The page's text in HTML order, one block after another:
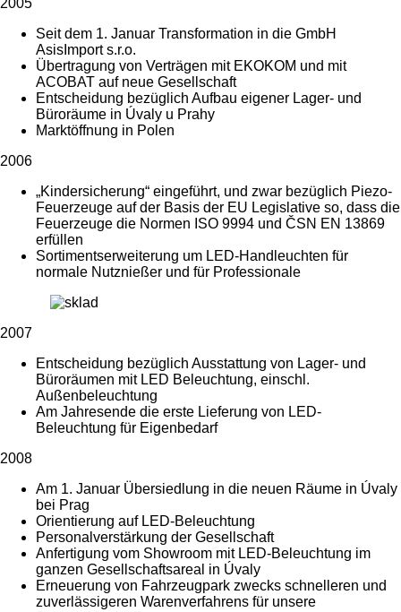
2005
Seit dem 1. Januar Transformation in die GmbH
AsisImport s.r.o.
Übertragung von Verträgen mit EKOKOM und mit
ACOBAT auf neue Gesellschaft
Entscheidung bezüglich Aufbau eigener Lager- und
Büroräume in Úvaly u Prahy
Marktöffnung in Polen
2006
„Kindersicherung“ eingeführt, und zwar bezüglich Piezo-
Feuerzeuge auf der Basis der EU Legislative so, dass die
Feuerzeuge die Normen ISO 9994 und ČSN EN 13869
erfüllen
Sortimentserweiterung um LED-Handleuchten für
normale Nutznießer und für Professionale
2007
Entscheidung bezüglich Ausstattung von Lager- und
Büroräumen mit LED Beleuchtung, einschl.
Außenbeleuchtung
Am Jahresende die erste Lieferung von LED-
Beleuchtung für Eigenbedarf
2008
Am 1. Januar Übersiedlung in die neuen Räume in Úvaly
bei Prag
Orientierung auf LED-Beleuchtung
Personalverstärkung der Gesellschaft
Anfertigung vom Showroom mit LED-Beleuchtung im
ganzen Gesellschaftsareal in Úvaly
Erneuerung von Fahrzeugpark zwecks schnelleren und
zuverlässigeren Warenverfahrens für unsere